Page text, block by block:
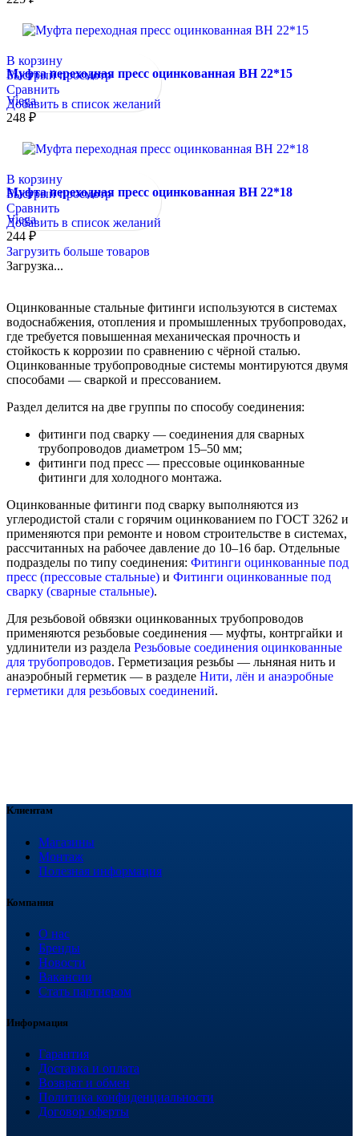
В корзину
Быстрый просмотр
Сравнить
Добавить в список желаний
Муфта переходная пресс оцинкованная ВН 22*15
Viega
248 ₽
В корзину
Быстрый просмотр
Сравнить
Добавить в список желаний
Муфта переходная пресс оцинкованная ВН 22*18
Viega
244 ₽
Загрузить больше товаров
Загрузка...
Оцинкованные стальные фитинги используются в системах
водоснабжения, отопления и промышленных трубопроводах,
где требуется повышенная механическая прочность и
стойкость к коррозии по сравнению с чёрной сталью.
Оцинкованные трубопроводные системы монтируются двумя
способами — сваркой и прессованием.
Раздел делится на две группы по способу соединения:
фитинги под сварку — соединения для сварных
трубопроводов диаметром 15–50 мм;
фитинги под пресс — прессовые оцинкованные
фитинги для холодного монтажа.
Оцинкованные фитинги под сварку выполняются из
углеродистой стали с горячим оцинкованием по ГОСТ 3262 и
применяются при ремонте и новом строительстве в системах,
рассчитанных на рабочее давление до 10–16 бар. Отдельные
подразделы по типу соединения: Фитинги оцинкованные под
пресс (прессовые стальные) и Фитинги оцинкованные под
сварку (сварные стальные).
Для резьбовой обвязки оцинкованных трубопроводов
применяются резьбовые соединения — муфты, контргайки и
удлинители из раздела Резьбовые соединения оцинкованные
для трубопроводов. Герметизация резьбы — льняная нить и
анаэробный герметик — в разделе Нити, лён и анаэробные
герметики для резьбовых соединений.
Клиентам
Магазины
Монтаж
Полезная информация
Компания
О нас
Бренды
Новости
Вакансии
Стать партнером
Информация
Гарантия
Доставка и оплата
Возврат и обмен
Политика конфиденциальности
Договор оферты